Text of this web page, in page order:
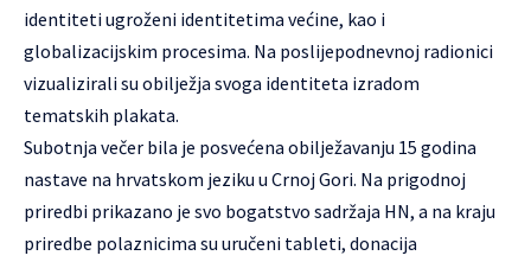
identiteti ugroženi identitetima većine, kao i
globalizacijskim procesima. Na poslijepodnevnoj radionici
vizualizirali su obilježja svoga identiteta izradom
tematskih plakata.
Subotnja večer bila je posvećena obilježavanju 15 godina
nastave na hrvatskom jeziku u Crnoj Gori. Na prigodnoj
priredbi prikazano je svo bogatstvo sadržaja HN, a na kraju
priredbe polaznicima su uručeni tableti, donacija